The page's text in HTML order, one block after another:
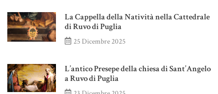
La Cappella della Natività nella Cattedrale
di Ruvo di Puglia
25 Dicembre 2025
L’antico Presepe della chiesa di Sant’Angelo
a Ruvo di Puglia